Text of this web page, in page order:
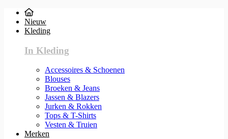
Nieuw
Kleding
In Kleding
Accessoires & Schoenen
Blouses
Broeken & Jeans
Jassen & Blazers
Jurken & Rokken
Tops & T-Shirts
Vesten & Truien
Merken